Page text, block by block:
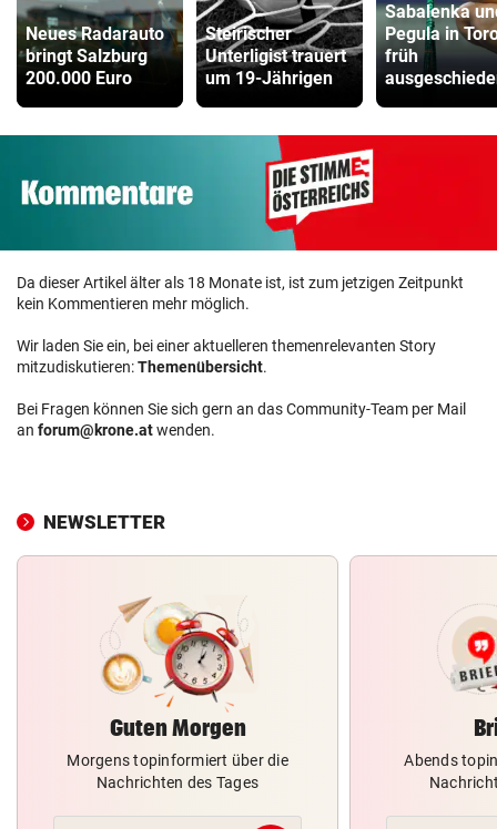
Neues Radarauto
bringt Salzburg
200.000 Euro
Steirischer
Unterligist trauert
um 19-Jährigen
Sabalenka
Pegula in
früh
Da dieser Artikel älter als 18 Monate ist, ist zum jetzigen Zeitpunkt
kein Kommentieren mehr möglich.
Wir laden Sie ein, bei einer aktuelleren themenrelevanten Story
mitzudiskutieren:Themenübersicht.
Bei Fragen können Sie sich gern an das Community-Team per Mail
an forum@krone.atwenden.
NEWSLETTER
Guten Morgen
Morgens topinformiert über die
Nachrichten des Tages
Abends